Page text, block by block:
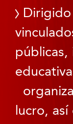
públicas,
lucro,